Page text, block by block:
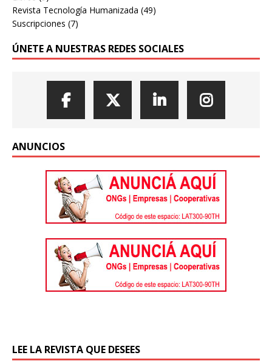
Revista Tecnología Humanizada (49)
Suscripciones (7)
ÚNETE A NUESTRAS REDES SOCIALES
ANUNCIOS
LEE LA REVISTA QUE DESEES